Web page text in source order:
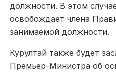
должности. В этом
освобождает члена
занимаемой должности.
Курултай также будет
Премьер-Министра об